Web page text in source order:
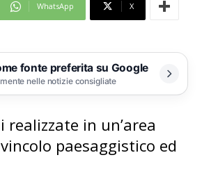
WhatsApp X
fonte preferita su Google
nelle notizie consigliate
realizzate in un’area
paesaggistico ed